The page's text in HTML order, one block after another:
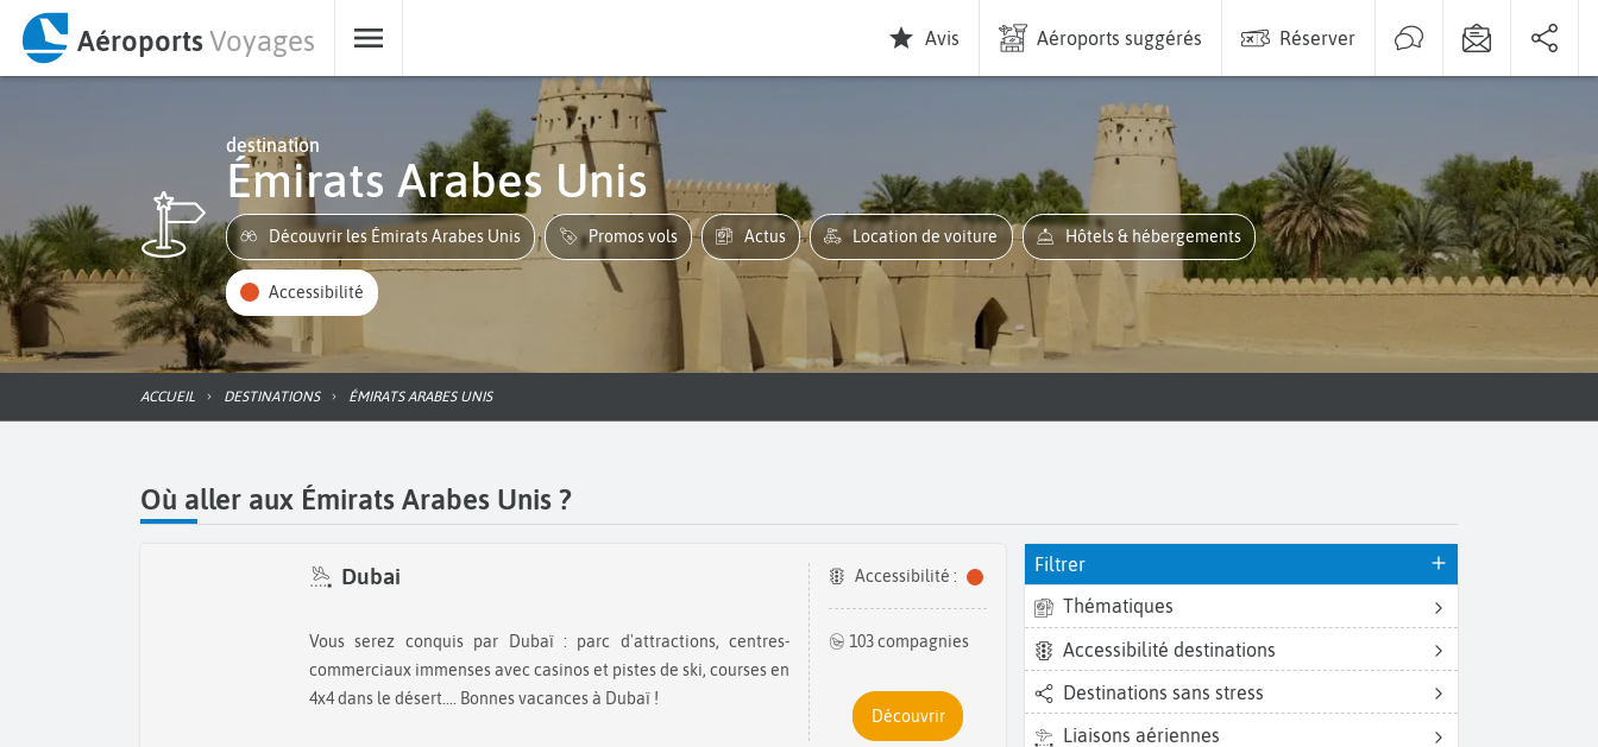
AéroportsVoyages Avis Aéroports suggérés Réserver
destination
Émirats Arabes Unis
Découvrir les Émirats Arabes Unis Promos vols Actus Location de voiture Hôtels & hébergements
Accessibilité
ACCUEIL DESTINATIONS ÉMIRATS ARABES UNIS
Où aller aux Émirats Arabes Unis ?
Dubai
Vous serez conquis par Dubaï : parc d'attractions, centres-
commerciaux immenses avec casinos et pistes de ski, courses en
4x4 dans le désert.... Bonnes vacances à Dubaï !
Accessibilité :
103 compagnies
Découvrir
Filtrer
Thématiques
Accessibilité destinations
Destinations sans stress
Liaisons aériennes